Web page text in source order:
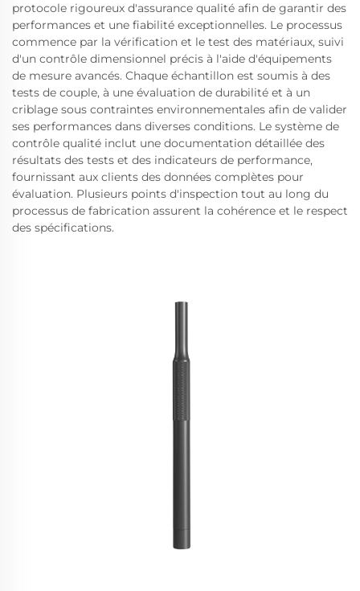
protocole rigoureux d'assurance qualité afin de garantir des
performances et une fiabilité exceptionnelles. Le processus
commence par la vérification et le test des matériaux, suivi
d'un contrôle dimensionnel précis à l'aide d'équipements
de mesure avancés. Chaque échantillon est soumis à des
tests de couple, à une évaluation de durabilité et à un
criblage sous contraintes environnementales afin de valider
ses performances dans diverses conditions. Le système de
contrôle qualité inclut une documentation détaillée des
résultats des tests et des indicateurs de performance,
fournissant aux clients des données complètes pour
évaluation. Plusieurs points d'inspection tout au long du
processus de fabrication assurent la cohérence et le respect
des spécifications.